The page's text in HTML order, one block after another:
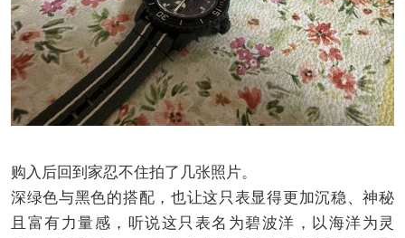
购入后回到家忍不住拍了几张照片。
深绿色与黑色的搭配，也让这只表显得更加沉稳、神秘
且富有力量感，听说这只表名为碧波洋，以海洋为灵